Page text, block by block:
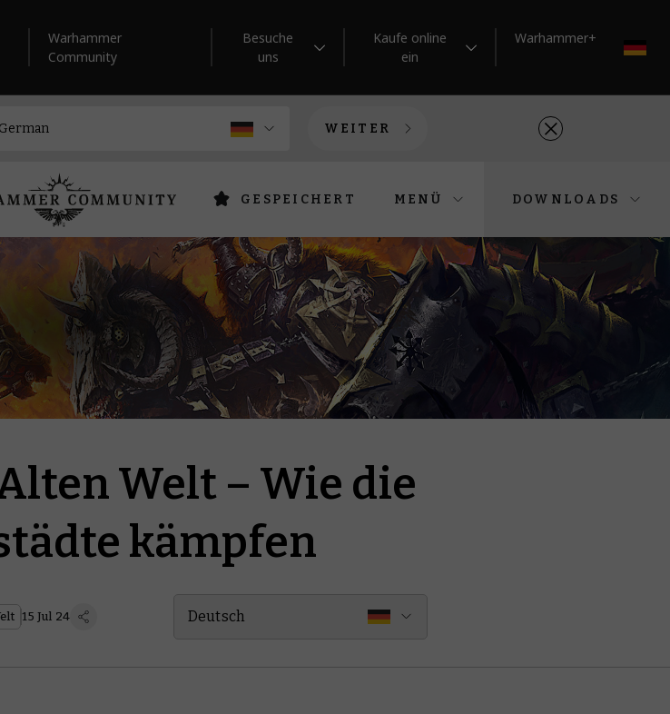
Warhammer
Community
Besuche
uns
Kaufe online
ein
Warhammer+
WEITER
GESPEICHERT MENÜ DOWNLOADS
Welt – Wie die
kämpfen
15 Jul 24 Deutsch